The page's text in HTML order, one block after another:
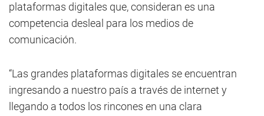
plataformas digitales que, consideran es una
competencia desleal para los medios de
comunicación.
“Las grandes plataformas digitales se encuentran
ingresando a nuestro país a través de internet y
llegando a todos los rincones en una clara